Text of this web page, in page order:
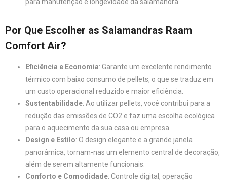
Por Que Escolher as Salamandras Raam
Comfort Air?
Eficiência e Economia: Garante um excelente rendimento
térmico com baixo consumo de pellets, o que se traduz em
um custo operacional reduzido e maior eficiência.
Sustentabilidade: Ao utilizar pellets, você contribui para a
redução das emissões de CO2 e faz uma escolha ecológica
para o aquecimento da sua casa ou empresa.
Design e Estilo: O design elegante e a grande janela
panorâmica, tornam-nas um elemento central de decoração,
além de serem altamente funcionais.
Conforto e Comodidade: Controle digital, operação